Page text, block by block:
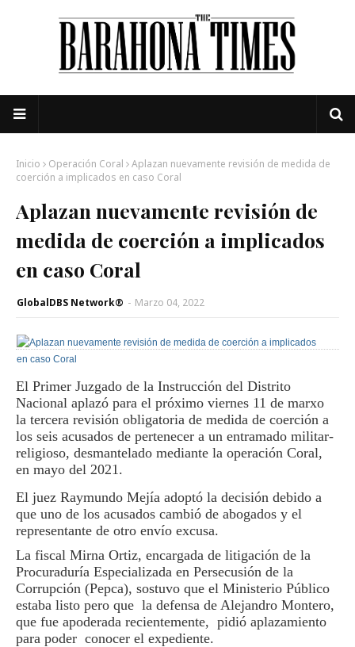
Inicio Operación Coral
Aplazan nuevamente revisión de medida de
coerción a implicados en caso Coral
Aplazan nuevamente revisión de
medida de coerción a implicados
en caso Coral
GlobalDBS Network® - Marzo 04, 2022
El Primer Juzgado de la Instrucción del Distrito
Nacional aplazó para el próximo viernes 11 de marxo
la tercera revisión obligatoria de medida de coerción a
los seis acusados de pertenecer a un entramado militar-
religioso, desmantelado mediante la operación Coral,
en mayo del 2021.
El juez Raymundo Mejía adoptó la decisión debido a
que uno de los acusados cambió de abogados y el
representante de otro envío excusa.
La fiscal Mirna Ortiz, encargada de litigación de la
Procuraduría Especializada en Persecusión de la
Corrupción (Pepca), sostuvo que el Ministerio Público
estaba listo pero que la defensa de Alejandro Montero,
que fue apoderada recientemente, pidió aplazamiento
para poder conocer el expediente.